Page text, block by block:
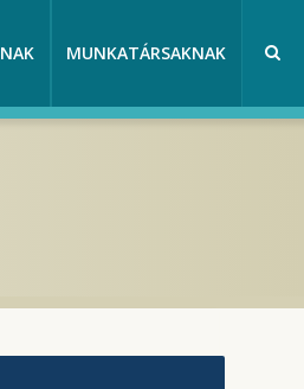
MUNKATÁRSAKNAK